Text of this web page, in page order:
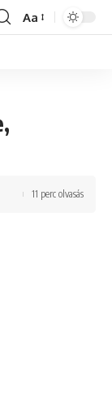
Font
Aa
11 perc olvasás